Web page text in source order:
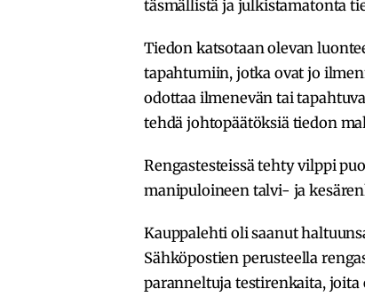
täsmällistä ja julkistamatonta
Tiedon katsotaan olevan
tapahtumiin, jotka ovat jo
odottaa ilmenevän tai
tehdä johtopäätöksiä tiedon
Rengastesteissä tehty vilppi
manipuloineen talvi- ja
Kauppalehti oli saanut
Sähköpostien perusteella
paranneltuja testirenkaita, joita